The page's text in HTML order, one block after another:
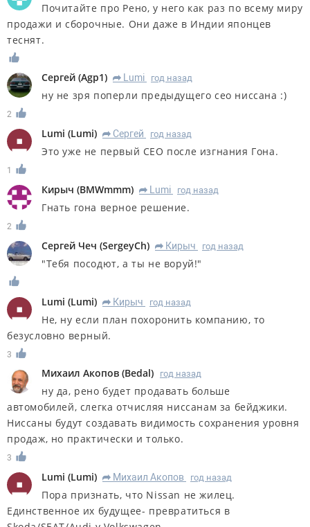
Почитайте про Рено, у него как раз по всему миру
продажи и сборочные. Они даже в Индии японцев
теснят.
Сергей (Agp1) R Lumi год назад
ну не зря поперли предыдущего ceo ниссана :)
2
Lumi (Lumi) R Сергей год назад
Это уже не первый CEO после изгнания Гона.
1
Кирыч (BMWmmm) R Lumi год назад
Гнать гона верное решение.
2
Сергей Чеч (SergeyCh) R Кирыч год назад
"Тебя посодют, а ты не воруй!"
Lumi (Lumi) R Кирыч год назад
Не, ну если план похоронить компанию, то
безусловно верный.
3
Михаил Акопов (Bedal) год назад
ну да, рено будет продавать больше
автомобилей, слегка отчисляя ниссанам за бейджики.
Ниссаны будут создавать видимость сохранения уровня
продаж, но практически и только.
3
Lumi (Lumi) R Михаил Акопов год назад
Пора признать, что Nissan не жилец.
Единственное их будущее- превратиться в